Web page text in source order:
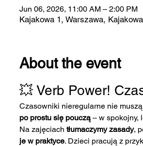
Jun 06, 2026, 11:00 AM – 2:00 PM
Kajakowa 1, Warszawa,
About the event
💥 Verb Power!
Czasowniki nieregularne nie
po prostu się pouczą – w spokojny,
Na zajęciach tłumaczymy zasady,
je w praktyce. Dzieci pracują z